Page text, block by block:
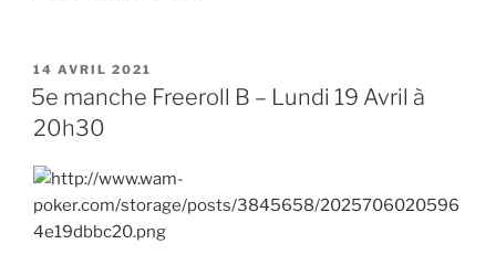
PUBLIÉ
LE
14 AVRIL 2021
5e manche Freeroll B – Lundi 19 Avril à
20h30